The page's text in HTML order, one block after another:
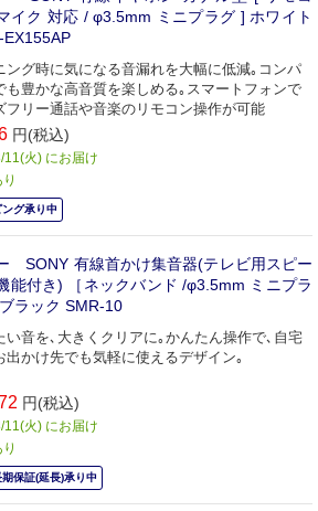
イク 対応 / φ3.5mm ミニプラグ ] ホワイト
EX155AP
ング時に気になる音漏れを大幅に低減｡コンパ
も豊かな高音質を楽しめる｡スマートフォンで
フリー通話や音楽のリモコン操作が可能
円(税込)
11(火) にお届け
ング承り中
SONY 有線首かけ集音器(テレビ用スピー
能付き) ［ネックバンド /φ3.5mm ミニプラ
ラック SMR-10
い音を､大きくクリアに｡かんたん操作で､自宅
出かけ先でも気軽に使えるデザイン｡
円(税込)
11(火) にお届け
保証(延長)承り中